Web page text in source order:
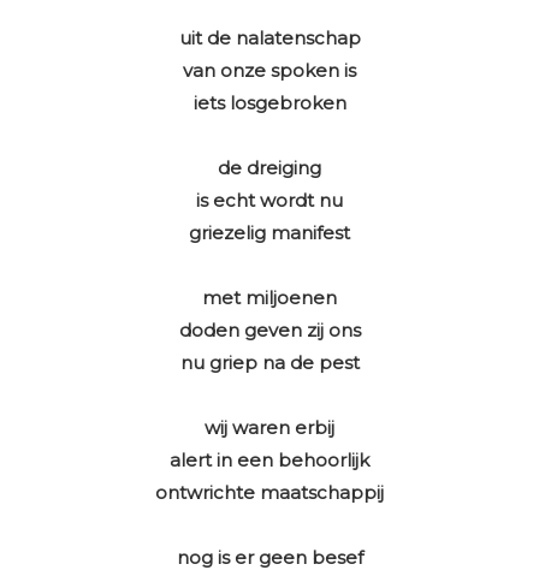
uit de nalatenschap
van onze spoken is
iets losgebroken
de dreiging
is echt wordt nu
griezelig manifest
met miljoenen
doden geven zij ons
nu griep na de pest
wij waren erbij
alert in een behoorlijk
ontwrichte maatschappij
nog is er geen besef